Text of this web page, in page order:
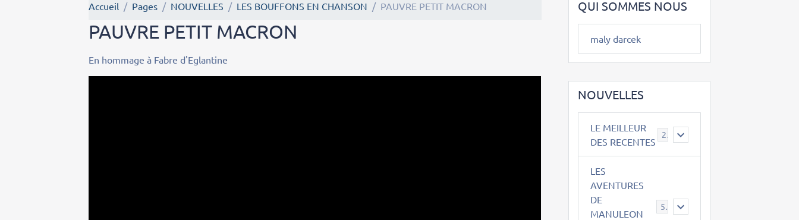
Accueil Pages NOUVELLES LES BOUFFONS EN CHANSON PAUVRE PETIT MACRON
PAUVRE PETIT MACRON
En hommage à Fabre d'Eglantine
QUI SOMMES NOUS
maly darcek
NOUVELLES
LE MEILLEUR
DES RECENTES
2
LES
AVENTURES
DE
MANULEON
543